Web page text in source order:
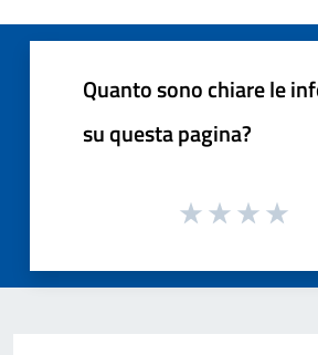
Quanto sono chiare le
su questa pagina?